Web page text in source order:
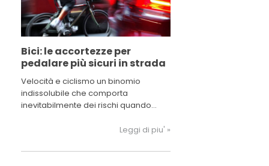
Bici: le accortezze per
pedalare più sicuri in strada
Velocità e ciclismo un binomio
indissolubile che comporta
inevitabilmente dei rischi quando
incontro e prendendo alcuni
rischio di spiacevoli incidenti nelle
Leggi di piu' »